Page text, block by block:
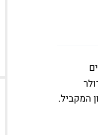
לעומת 27.2 מיליון דולר